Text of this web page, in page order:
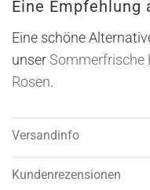
Eine
Eine schöne
unserSommerfrische
Rosen.
Versandinfo
Kundenrezensionen